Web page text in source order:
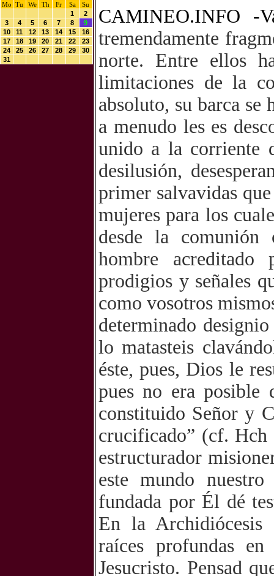
Mo
Tu We Th Fr Sa
Su
1
2
3
4 5 6 7 8
9
10
11 12 13 14 15
16
17
18 19 20 21 22
23
24
25 26 27 28 29
30
31
CAMINEO.INFO -
tremendamente
norte. Entre ellos
limitaciones de la
absoluto, su barca se
a menudo les es
unido a la corriente
desilusión,
primer salvavidas
mujeres para los
desde la comunión
hombre
prodigios y señales
como vosotros
determinado
lo matasteis
éste, pues, Dios le
pues no era
constituido Señor y
crucificado” (cf. Hch
estructurador
este mundo
fundada por Él dé
En la Archidiócesis
raíces profundas
Jesucristo. Pensad